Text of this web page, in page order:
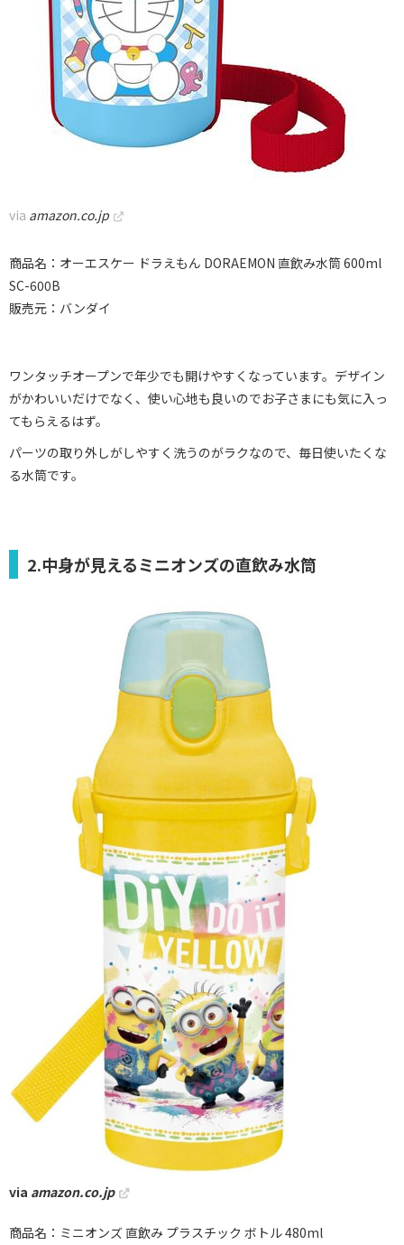
via amazon.co.jp
商品名：オーエスケー ドラえもん DORAEMON 直飲み水筒 600ml
SC-600B
販売元：バンダイ
ワンタッチオープンで年少でも開けやすくなっています。デザイン
がかわいいだけでなく、使い心地も良いのでお子さまにも気に入っ
てもらえるはず。
パーツの取り外しがしやすく洗うのがラクなので、毎日使いたくな
る水筒です。
2.中身が見えるミニオンズの直飲み水筒
via amazon.co.jp
商品名：ミニオンズ 直飲み プラスチック ボトル 480ml